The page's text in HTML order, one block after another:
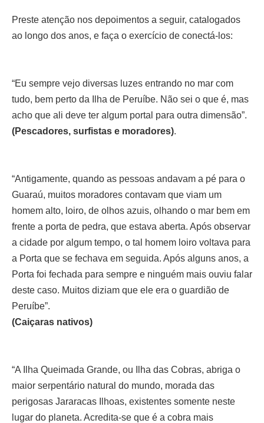
Preste atenção nos depoimentos a seguir, catalogados
ao longo dos anos, e faça o exercício de conectá-los:
“Eu sempre vejo diversas luzes entrando no mar com
tudo, bem perto da Ilha de Peruíbe. Não sei o que é, mas
acho que ali deve ter algum portal para outra dimensão”.
(Pescadores, surfistas e moradores).
“Antigamente, quando as pessoas andavam a pé para o
Guaraú, muitos moradores contavam que viam um
homem alto, loiro, de olhos azuis, olhando o mar bem em
frente a porta de pedra, que estava aberta. Após observar
a cidade por algum tempo, o tal homem loiro voltava para
a Porta que se fechava em seguida. Após alguns anos, a
Porta foi fechada para sempre e ninguém mais ouviu falar
deste caso. Muitos diziam que ele era o guardião de
Peruíbe”.
(Caiçaras nativos)
“A Ilha Queimada Grande, ou Ilha das Cobras, abriga o
maior serpentário natural do mundo, morada das
perigosas Jararacas Ilhoas, existentes somente neste
lugar do planeta. Acredita-se que é a cobra mais